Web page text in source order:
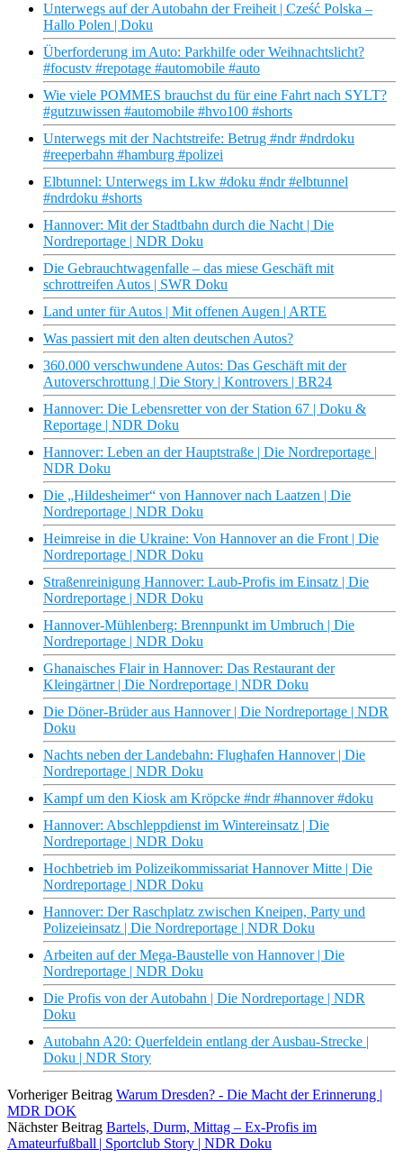
Unterwegs auf der Autobahn der Freiheit | Cześć Polska –
Hallo Polen | Doku
Überforderung im Auto: Parkhilfe oder Weihnachtslicht?
#focustv #repotage #automobile #auto
Wie viele POMMES brauchst du für eine Fahrt nach SYLT?
#gutzuwissen #automobile #hvo100 #shorts
Unterwegs mit der Nachtstreife: Betrug #ndr #ndrdoku
#reeperbahn #hamburg #polizei
Elbtunnel: Unterwegs im Lkw #doku #ndr #elbtunnel
#ndrdoku #shorts
Hannover: Mit der Stadtbahn durch die Nacht | Die
Nordreportage | NDR Doku
Die Gebrauchtwagenfalle – das miese Geschäft mit
schrottreifen Autos | SWR Doku
Land unter für Autos | Mit offenen Augen | ARTE
Was passiert mit den alten deutschen Autos?
360.000 verschwundene Autos: Das Geschäft mit der
Autoverschrottung | Die Story | Kontrovers | BR24
Hannover: Die Lebensretter von der Station 67 | Doku &
Reportage | NDR Doku
Hannover: Leben an der Hauptstraße | Die Nordreportage |
NDR Doku
Die „Hildesheimer“ von Hannover nach Laatzen | Die
Nordreportage | NDR Doku
Heimreise in die Ukraine: Von Hannover an die Front | Die
Nordreportage | NDR Doku
Straßenreinigung Hannover: Laub-Profis im Einsatz | Die
Nordreportage | NDR Doku
Hannover-Mühlenberg: Brennpunkt im Umbruch | Die
Nordreportage | NDR Doku
Ghanaisches Flair in Hannover: Das Restaurant der
Kleingärtner | Die Nordreportage | NDR Doku
Die Döner-Brüder aus Hannover | Die Nordreportage | NDR
Doku
Nachts neben der Landebahn: Flughafen Hannover | Die
Nordreportage | NDR Doku
Kampf um den Kiosk am Kröpcke #ndr #hannover #doku
Hannover: Abschleppdienst im Wintereinsatz | Die
Nordreportage | NDR Doku
Hochbetrieb im Polizeikommissariat Hannover Mitte | Die
Nordreportage | NDR Doku
Hannover: Der Raschplatz zwischen Kneipen, Party und
Polizeieinsatz | Die Nordreportage | NDR Doku
Arbeiten auf der Mega-Baustelle von Hannover | Die
Nordreportage | NDR Doku
Die Profis von der Autobahn | Die Nordreportage | NDR
Doku
Autobahn A20: Querfeldein entlang der Ausbau-Strecke |
Doku | NDR Story
Vorheriger Beitrag Warum Dresden? - Die Macht der Erinnerung |
MDR DOK
Nächster Beitrag Bartels, Durm, Mittag – Ex-Profis im
Amateurfußball | Sportclub Story | NDR Doku